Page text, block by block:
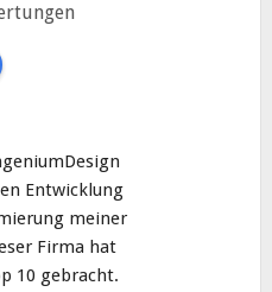
Entwicklung
meiner
Firma hat
10 gebracht.